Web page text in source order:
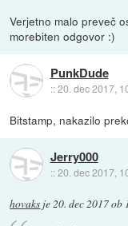
Verjetno malo preveč
morebiten odgovor :)
PunkDude
::20. dec 2017,
Bitstamp, nakazilo
Jerry000
::20. dec 2017,
hovaks je20. dec 2017 ob